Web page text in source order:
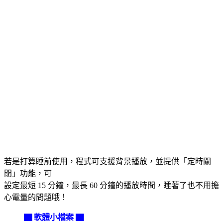
若是打算睡前使用，程式可支援背景播放，並提供「定時關
閉」功能，可
設定最短 15 分鐘，最長 60 分鐘的播放時間，睡著了也不用擔
心電量的問題哦！
▇ 軟體小檔案 ▇